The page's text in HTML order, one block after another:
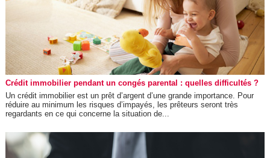
Crédit immobilier pendant un congés parental : quelles difficultés ?
Un crédit immobilier est un prêt d’argent d’une grande importance. Pour
réduire au minimum les risques d’impayés, les prêteurs seront très
regardants en ce qui concerne la situation de...